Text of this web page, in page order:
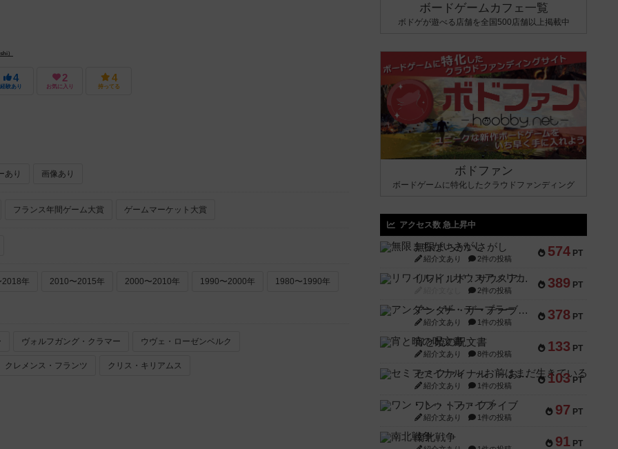
）
4
経験あり
2
お気に入り
4
持ってる
あり 画像あり
フランス年間ゲーム大賞 ゲームマーケット大賞
2018年 2010〜2015年 2000〜2010年 1990〜2000年 1980〜1990年
ヴォルフガング・クラマー ウヴェ・ローゼンベルク
クレメンス・フランツ クリス・キリアムス
ボードゲームカフェ一覧
ボドゲが遊べる店舗を全国500店舗以上掲載中
ボドファン
ボードゲームに特化したクラウドファンディング
アクセス数 急上昇中
574 PT
無限まちがいさがし
紹介文あり 2件の投稿
389 PT
リワイルド：サウスアメリカ
2件の投稿
378 PT
アンダー・ザ・テーブラー
紹介文あり 1件の投稿
133 PT
宵と暁の呪文書
紹介文あり 8件の投稿
103 PT
セミファイナル ～お前はまだ生きている～
紹介文あり 1件の投稿
97 PT
ワン・トゥ・ファイブ
紹介文あり 1件の投稿
91 PT
南北戦争